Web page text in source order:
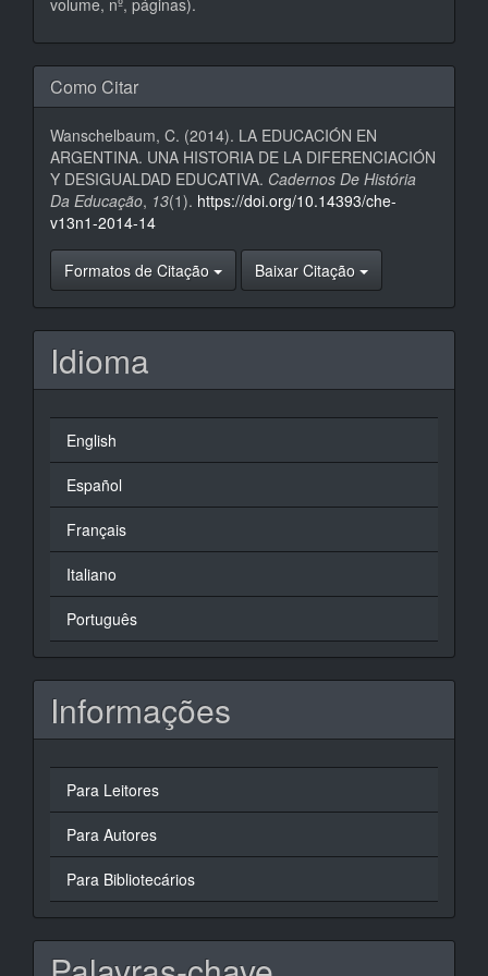
volume, nº, páginas).
Como Citar
Wanschelbaum, C. (2014). LA EDUCACIÓN EN
ARGENTINA. UNA HISTORIA DE LA DIFERENCIACIÓN
Y DESIGUALDAD EDUCATIVA. Cadernos De História
Da Educação, 13(1). https://doi.org/10.14393/che-
v13n1-2014-14
Formatos de Citação Baixar Citação
Idioma
English
Español
Français
Italiano
Português
Informações
Para Leitores
Para Autores
Para Bibliotecários